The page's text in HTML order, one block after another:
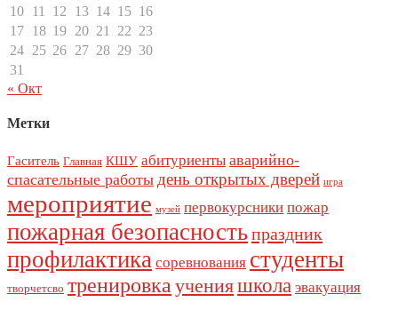
10 11 12 13 14 15 16
17 18 19 20 21 22 23
24 25 26 27 28 29 30
31
« Окт
Метки
Гаситель Главная КШУ абитуриенты аварийно-
спасательные работы день открытых дверей игра
мероприятие музей первокурсники пожар
пожарная безопасностьпраздник
профилактика соревнования студенты
творчетсво тренировка ученияшкола эвакуация